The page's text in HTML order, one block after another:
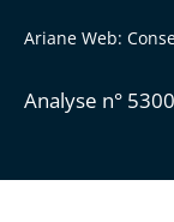
Ariane Web:
Analyse n°